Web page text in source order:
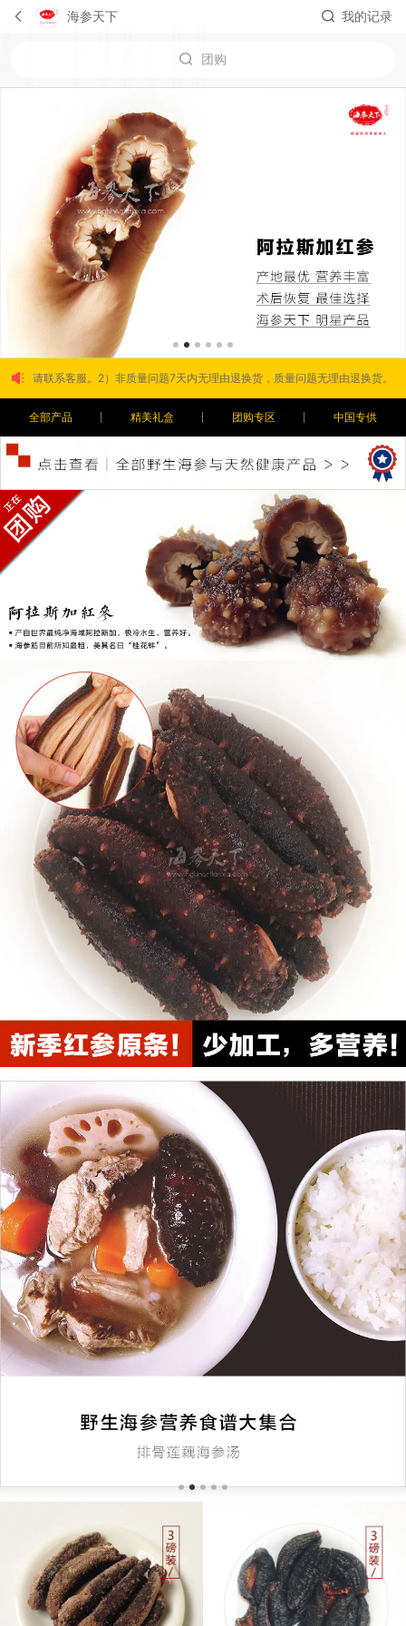
海参天下 我的记录
阿拉斯加红参
系客服。2）非质量问题7天内无理由退换货，质量问题无理由退换货。3）美元
全部产品 精美礼盒 团购专区 中国专供